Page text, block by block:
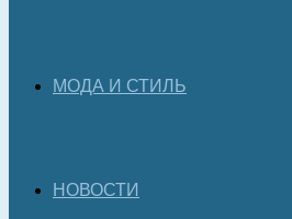
МОДА И СТИЛЬ
НОВОСТИ